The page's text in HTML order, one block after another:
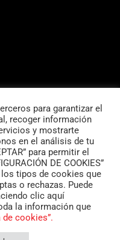
para garantizar el
recoger información
y mostrarte
en el análisis de tu
para permitir el
DE COOKIES”
tipos de cookies que
o rechazas. Puede
clic aquí
la información que
cookies”.